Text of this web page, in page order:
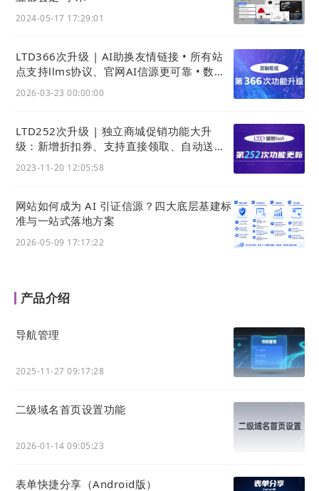
2) LTD低代码引擎应用可以在官微中心购买开通
如下图所示，在应用中心-我的应用中点击创建应用
时，如果是A3以下的系统版本，会提示开通低代码引
1) 优化来源显示逻辑
辑。
1. 如果填写了来源
2024-05-17 17:29:01
LTD366次升级 | AI助换友情链接 • 所有站
点支持llms协议、官网AI信源更可靠 • 数据
2026-03-23 00:00:00
LTD252次升级 | 独立商城促销功能大升
级：新增折扣券、支持直接领取、自动送券 •
2023-11-20 12:05:58
网站如何成为 AI 引证信源？四大底层基建标
准与一站式落地方案
2026-05-09 17:17:22
产品介绍
导航管理
2025-11-27 09:17:28
二级域名首页设置功能
2026-01-14 09:05:23
表单快捷分享（Android版）